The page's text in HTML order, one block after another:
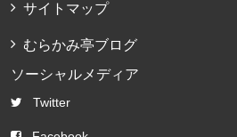
サイトマップ
むらかみ亭ブログ
ソーシャルメディア
Twitter